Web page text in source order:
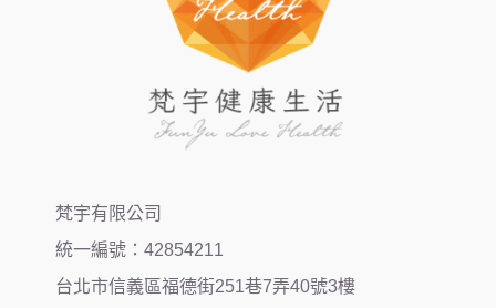
梵宇有限公司
統一編號：42854211
台北市信義區福德街251巷7弄40號3樓